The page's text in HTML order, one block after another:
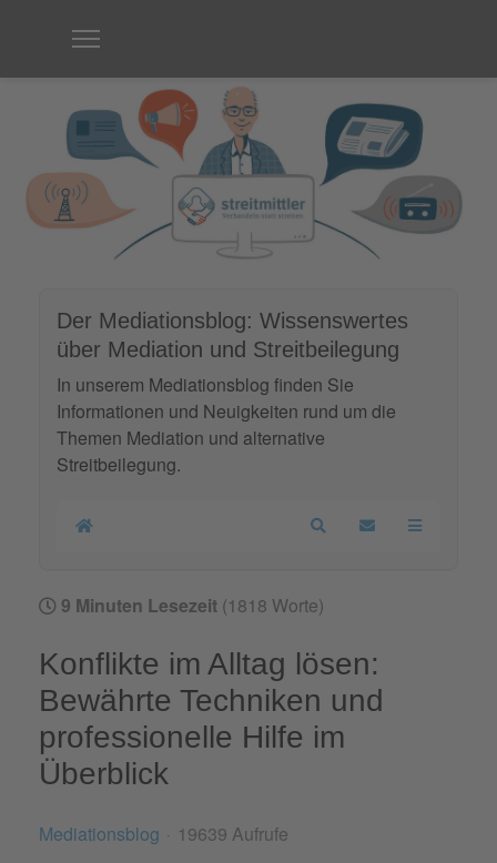
Der Mediationsblog: Wissenswertes
über Mediation und Streitbeilegung
In unserem Mediationsblog finden Sie
Informationen und Neuigkeiten rund um die
Themen Mediation und alternative
Streitbeilegung.
Home SearchUpdates
9 Minuten Lesezeit (1818 Worte)
Konflikte im Alltag lösen:
Bewährte Techniken und
professionelle Hilfe im
Überblick
Mediationsblog
19639 Aufrufe